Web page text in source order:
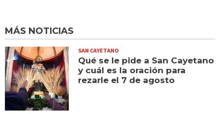
MÁS NOTICIAS
SAN CAYETANO
Qué se le pide a San Cayetano
y cuál es la oración para
rezarle el 7 de agosto